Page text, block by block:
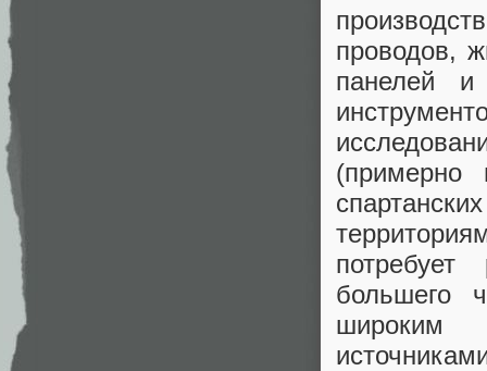
проводов,
панелей и
потребует
большего
широким